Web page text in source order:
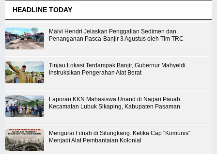
HEADLINE TODAY
Malvi Hendri Jelaskan Penggalian Sedimen dan
Penanganan Pasca-Banjir 3 Agustus oleh Tim TRC
Tinjau Lokasi Terdampak Banjir, Gubernur Mahyeldi
Instruksikan Pengerahan Alat Berat
Laporan KKN Mahasiswa Unand di Nagari Pauah
Kecamatan Lubuk Sikaping, Kabupaten Pasaman
Mengurai Fitnah di Silungkang: Ketika Cap "Komunis"
Menjadi Alat Pembantaian Kolonial